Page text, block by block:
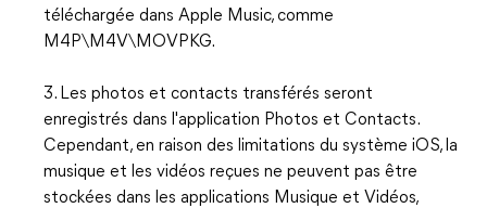
téléchargée dans Apple Music, comme
M4P\M4V\MOVPKG.
3. Les photos et contacts transférés seront
enregistrés dans l'application Photos et Contacts.
Cependant, en raison des limitations du système iOS, la
musique et les vidéos reçues ne peuvent pas être
stockées dans les applications Musique et Vidéos,